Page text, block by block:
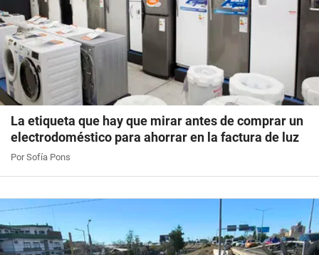
La etiqueta que hay que mirar antes de comprar un
electrodoméstico para ahorrar en la factura de luz
Por Sofía Pons